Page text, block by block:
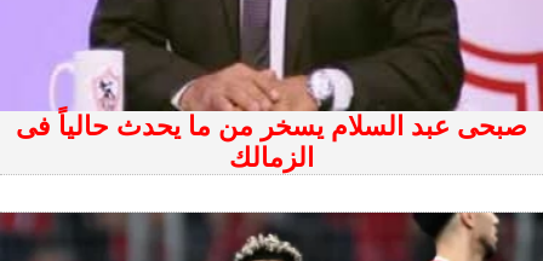
صبحى عبد السلام يسخر من ما يحدث حالياً فى
الزمالك